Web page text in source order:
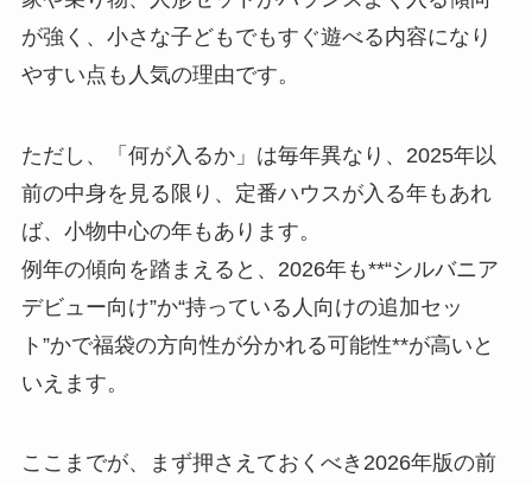
が強く、小さな子どもでもすぐ遊べる内容になり
やすい点も人気の理由です。
ただし、「何が入るか」は毎年異なり、2025年以
前の中身を見る限り、定番ハウスが入る年もあれ
ば、小物中心の年もあります。
例年の傾向を踏まえると、2026年も**“シルバニア
デビュー向け”か“持っている人向けの追加セッ
ト”かで福袋の方向性が分かれる可能性**が高いと
いえます。
ここまでが、まず押さえておくべき2026年版の前